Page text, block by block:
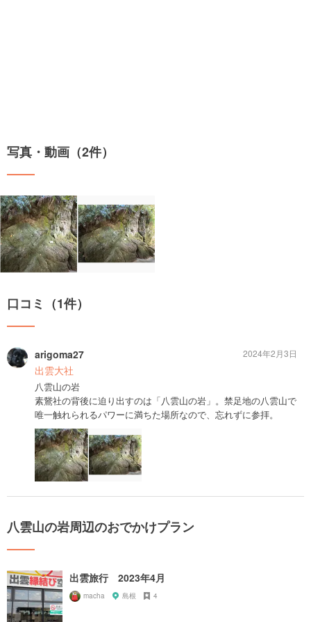
写真・動画（2件）
口コミ（1件）
arigoma27
出雲大社
八雲山の岩
素鵞社の背後に迫り出すのは「八雲山の岩」。禁足地の八雲山で
唯一触れられるパワーに満ちた場所なので、忘れずに参拝。
2024年2月3日
八雲山の岩周辺のおでかけプラン
出雲旅行 2023年4月
macha 島根 4